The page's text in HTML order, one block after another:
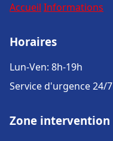
Accueil Informations
Horaires
Lun-Ven: 8h-19h
Service d'urgence 24/7
Zone intervention